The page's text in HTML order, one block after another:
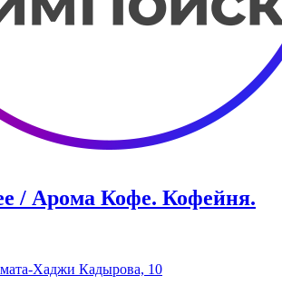
/ Арома Кофе. Кофейня.
Хаджи Кадырова, 10